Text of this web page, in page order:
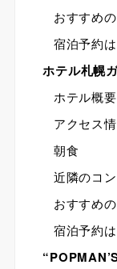
おすすめ
宿泊予約
ホテル札幌
ホテル概要
アクセス
朝食
近隣のコ
おすすめ
宿泊予約